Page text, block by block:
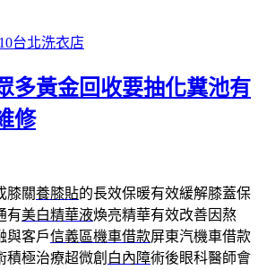
類
台北洗衣店
多黃金回收要抽化糞池有
修
膝關養膝貼的長效保暖有效緩解膝蓋保
有美白精華液煥亮精華有效改善因熬
與客戶信義區機車借款屏東汽機車借款
積極治療超微創 白內障術後眼科醫師會